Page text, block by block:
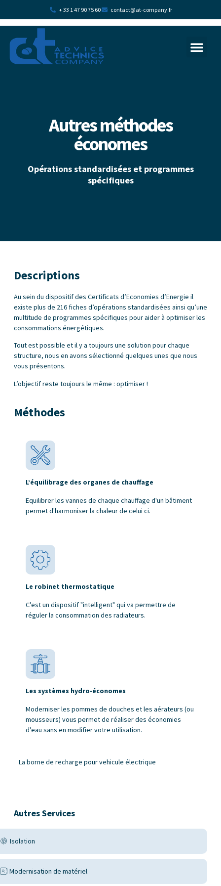
+ 33 1 47 90 75 60 contact@at-company.fr
Autres méthodes
économes
Opérations standardisées et programmes
spécifiques
Descriptions
Au sein du dispositif des Certificats d’Economies d’Energie il
existe plus de 216 fiches d’opérations standardisées ainsi qu’une
multitude de programmes spécifiques pour aider à optimiser les
consommations énergétiques.
Tout est possible et il y a toujours une solution pour chaque
structure, nous en avons sélectionné quelques unes que nous
vous présentons.
L’objectif reste toujours le même : optimiser !
Méthodes
L’équilibrage des organes de chauffage
Equilibrer les vannes de chaque chauffage d'un bâtiment
permet d'harmoniser la chaleur de celui ci.
Le robinet thermostatique
C'est un dispositif "intelligent" qui va permettre de
réguler la consommation des radiateurs.
Les systèmes hydro-économes
Moderniser les pommes de douches et les aérateurs (ou
mousseurs) vous permet de réaliser des économies
d'eau sans en modifier votre utilisation.
La borne de recharge pour vehicule électrique
Autres Services
Isolation
Modernisation de matériel